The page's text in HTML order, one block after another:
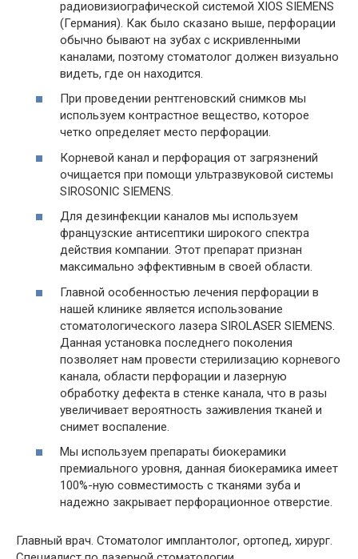
радиовизиографической системой XIOS SIEMENS
(Германия). Как было сказано выше, перфорации
обычно бывают на зубах с искривленными
каналами, поэтому стоматолог должен визуально
видеть, где он находится.
При проведении рентгеновский снимков мы
используем контрастное вещество, которое
четко определяет место перфорации.
Корневой канал и перфорация от загрязнений
очищается при помощи ультразвуковой системы
SIROSONIC SIEMENS.
Для дезинфекции каналов мы используем
французские антисептики широкого спектра
действия компании. Этот препарат признан
максимально эффективным в своей области.
Главной особенностью лечения перфорации в
нашей клинике является использование
стоматологического лазера SIROLASER SIEMENS.
Данная установка последнего поколения
позволяет нам провести стерилизацию корневого
канала, области перфорации и лазерную
обработку дефекта в стенке канала, что в разы
увеличивает вероятность заживления тканей и
снимет воспаление.
Мы используем препараты биокерамики
премиального уровня, данная биокерамика имеет
100%-ную совместимость с тканями зуба и
надежно закрывает перфорационное отверстие.
Главный врач. Стоматолог имплантолог, ортопед, хирург.